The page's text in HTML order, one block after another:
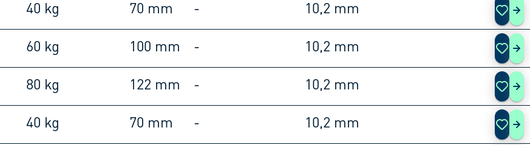
40 kg 70 mm - 10,2 mm
60 kg 100 mm - 10,2 mm
80 kg 122 mm - 10,2 mm
40 kg 70 mm - 10,2 mm